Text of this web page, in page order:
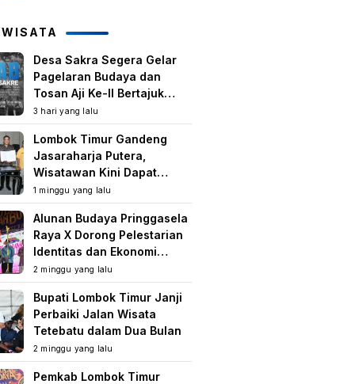
Desa Sakra Segera Gelar
Pagelaran Budaya dan
Tosan Aji Ke-II Bertajuk
Samuhita Sakre
3 hari yang lalu
Lombok Timur Gandeng
Jasaraharja Putera,
Wisatawan Kini Dapat
Perlindungan Asuransi di
Destinasi Wisata
1 minggu yang lalu
Alunan Budaya Pringgasela
Raya X Dorong Pelestarian
Identitas dan Ekonomi
Masyarakat
2 minggu yang lalu
Bupati Lombok Timur Janji
Perbaiki Jalan Wisata
Tetebatu dalam Dua Bulan
2 minggu yang lalu
Pemkab Lombok Timur